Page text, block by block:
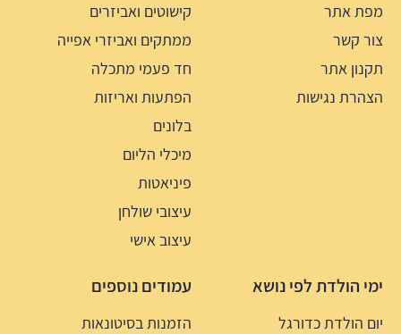
מפת אתר
צור קשר
תקנון אתר
הצהרת נגישות
קישוטים ואביזרים
ממתקים ואביזרי אפייה
חד פעמי מתכלה
הפתעות ואריזות
בלונים
מיכלי הליום
פיניאטות
עיצובי שולחן
עיצוב אישי
ימי הולדת לפי נושא
יום הולדת כדורגל
עמודים נוספים
הזמנות בסיטונאות